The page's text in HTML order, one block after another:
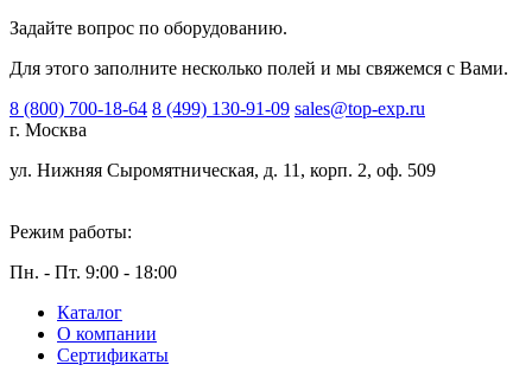
Задайте вопрос по оборудованию.
Для этого заполните несколько полей и мы свяжемся с Вами.
8 (800) 700-18-64 8 (499) 130-91-09 sales@top-exp.ru
г. Москва
ул. Нижняя Сыромятническая, д. 11, корп. 2, оф. 509
Режим работы:
Пн. - Пт. 9:00 - 18:00
Каталог
О компании
Сертификаты